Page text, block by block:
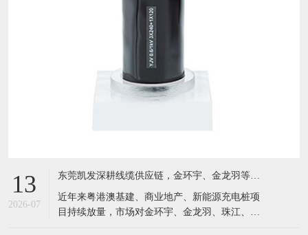
13
2026-07
东莞凯发深耕线缆供应链，金环宇、金龙羽等国标电缆现货充足，服务粤港澳工程市场
近年来粤港澳基建、商业地产、新能源充电桩项
目持续放量，市场对金环宇、金龙羽、珠江、成